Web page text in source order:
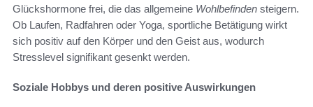
Glückshormone frei, die das allgemeine Wohlbefinden steigern.
Ob Laufen, Radfahren oder Yoga, sportliche Betätigung wirkt
sich positiv auf den Körper und den Geist aus, wodurch
Stresslevel signifikant gesenkt werden.
Soziale Hobbys und deren positive Auswirkungen